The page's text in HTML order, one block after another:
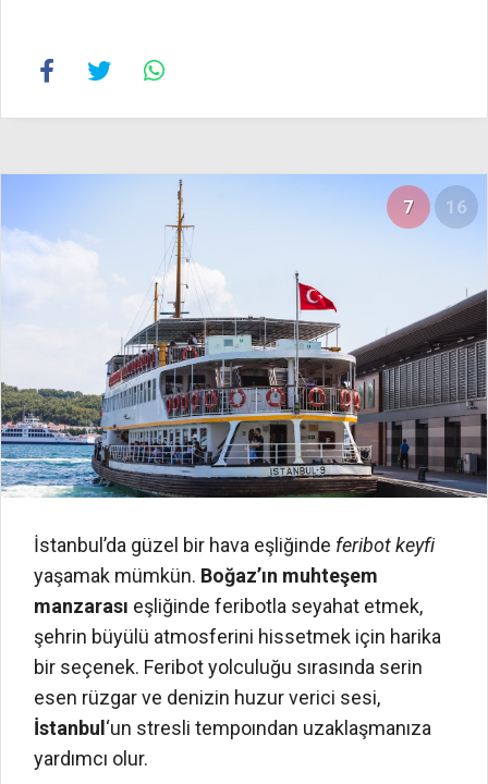
7 16
İstanbul’da güzel bir hava eşliğinde feribot keyfi
yaşamak mümkün. Boğaz’ın muhteşem
manzarası eşliğinde feribotla seyahat etmek,
şehrin büyülü atmosferini hissetmek için harika
bir seçenek. Feribot yolculuğu sırasında serin
esen rüzgar ve denizin huzur verici sesi,
İstanbul ‘un stresli tempoından uzaklaşmanıza
yardımcı olur.